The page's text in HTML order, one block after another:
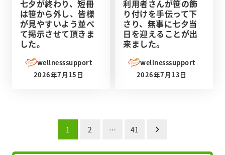
七夕が終わり、短冊
は笹から外し、皆様
が見やすいよう並べ
て掲示させて頂きま
した。
wellnesssupport
投稿日
2026年7月15日
利用者さんが笹の飾
り付けを手伝って下
さり、無事に七夕当
日を迎えることが出
来ました。
wellnesssupport
投稿日
2026年7月13日
1 2 … 41